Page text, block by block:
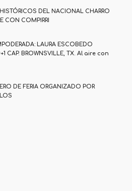
DEL NACIONAL CHARRO
CON COMPIRRI
LAURA ESCOBEDO
CAP. BROWNSVILLE, TX. Al aire con
DE FERIA ORGANIZADO POR